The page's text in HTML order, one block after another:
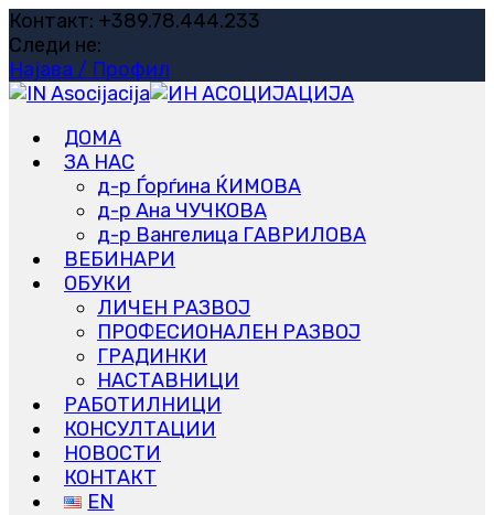
Skip
to
content
Контакт: +389.78.444.233
Следи не:
Најава / Профил
ДОМА
ЗА НАС
д-р Ѓорѓина ЌИМОВА
д-р Ана ЧУЧКОВА
д-р Вангелица ГАВРИЛОВА
ВЕБИНАРИ
ОБУКИ
ЛИЧЕН РАЗВОЈ
ПРОФЕСИОНАЛЕН РАЗВОЈ
ГРАДИНКИ
НАСТАВНИЦИ
РАБОТИЛНИЦИ
КОНСУЛТАЦИИ
НОВОСТИ
КОНТАКТ
EN